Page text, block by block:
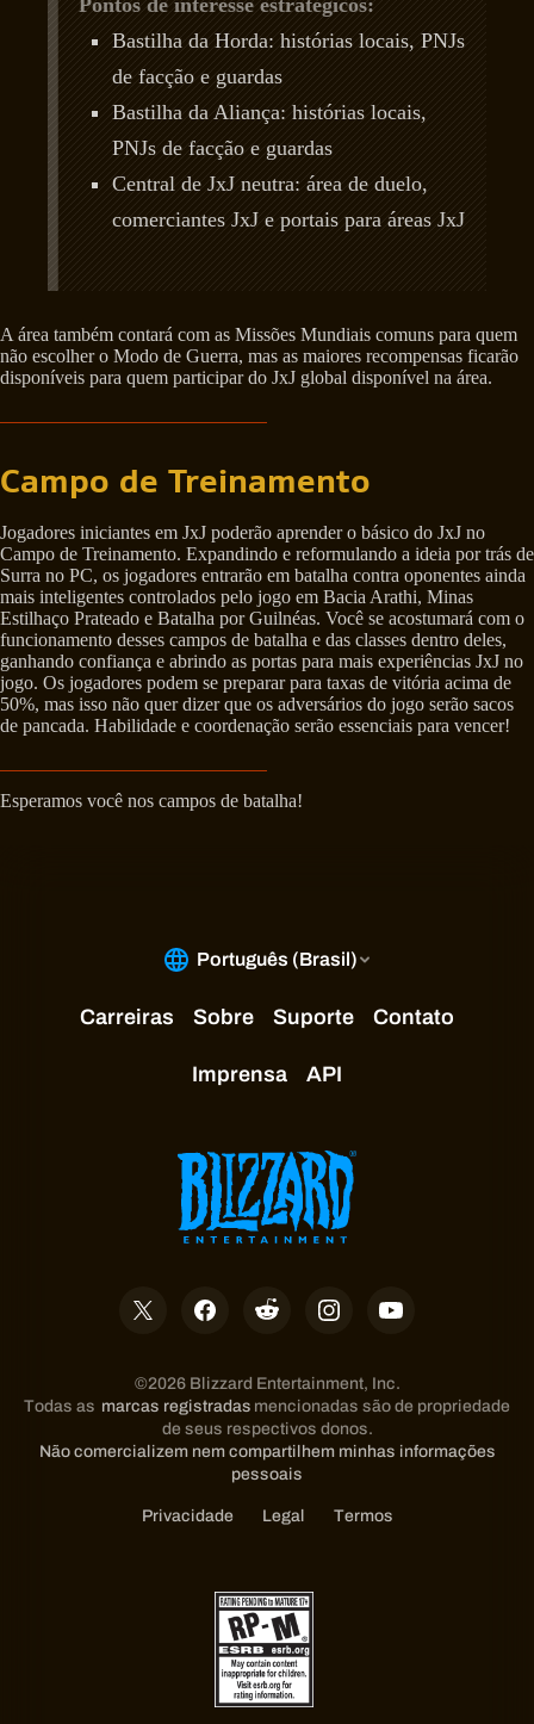
Bastilha da Horda: histórias locais, PNJs
de facção e guardas
Bastilha da Aliança: histórias locais,
PNJs de facção e guardas
Central de JxJ neutra: área de duelo,
comerciantes JxJ e portais para áreas JxJ
A área também contará com as Missões Mundiais comuns para quem
não escolher o Modo de Guerra, mas as maiores recompensas ficarão
disponíveis para quem participar do JxJ global disponível na área.
Campo de Treinamento
Jogadores iniciantes em JxJ poderão aprender o básico do JxJ no
Campo de Treinamento. Expandindo e reformulando a ideia por trás de
Surra no PC, os jogadores entrarão em batalha contra oponentes ainda
mais inteligentes controlados pelo jogo em Bacia Arathi, Minas
Estilhaço Prateado e Batalha por Guilnéas. Você se acostumará com o
funcionamento desses campos de batalha e das classes dentro deles,
ganhando confiança e abrindo as portas para mais experiências JxJ no
jogo. Os jogadores podem se preparar para taxas de vitória acima de
50%, mas isso não quer dizer que os adversários do jogo serão sacos
de pancada. Habilidade e coordenação serão essenciais para vencer!
Esperamos você nos campos de batalha!